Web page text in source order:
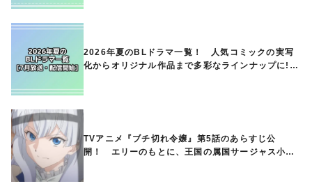
2026年夏のBLドラマ一覧！ 人気コミックの実写
化からオリジナル作品まで多彩なラインナップに!!
TVアニメ『ブチ切れ令嬢』第5話のあらすじ公
開！ エリーのもとに、王国の属国サージャス小王